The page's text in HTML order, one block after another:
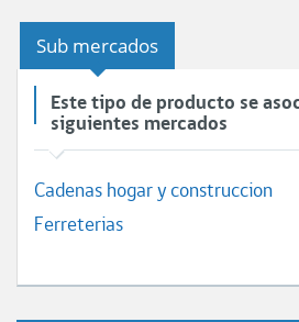
Sub mercados
Este tipo de producto se
siguientes mercados
Cadenas hogar y construccion
Ferreterias